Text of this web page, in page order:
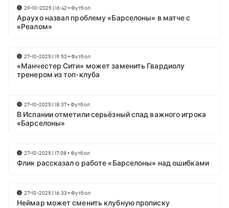
29-10-2025 | 16:42 •Футбол
Араухо назвал проблему «Барселоны» в матче с
«Реалом»
27-10-2025 | 19:53 •Футбол
«Манчестер Сити» может заменить Гвардиолу
тренером из топ-клуба
27-10-2025 | 18:37•Футбол
В Испании отметили серьёзный спад важного игрока
«Барселоны»
27-10-2025 | 17:08•Футбол
Флик рассказал о работе «Барселоны» над ошибками
27-10-2025 | 16:33 •Футбол
Неймар может сменить клубную прописку